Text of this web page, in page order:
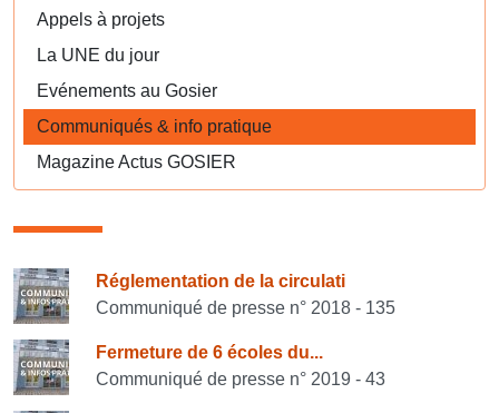
Appels à projets
La UNE du jour
Evénements au Gosier
Communiqués & info pratique
Magazine Actus GOSIER
Consulter également
Réglementation de la circulati
Communiqué de presse n° 2018 - 135
Fermeture de 6 écoles du...
Communiqué de presse n° 2019 - 43